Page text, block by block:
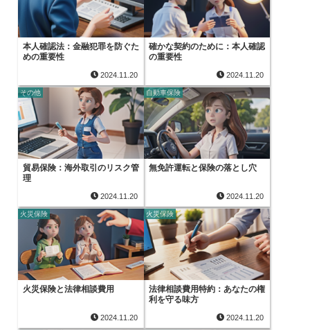
本人確認法：金融犯罪を防ぐた
めの重要性
2024.11.20
確かな契約のために：本人確認
の重要性
2024.11.20
その他
貿易保険：海外取引のリスク管
理
2024.11.20
自動車保険
無免許運転と保険の落とし穴
2024.11.20
火災保険
火災保険と法律相談費用
2024.11.20
火災保険
法律相談費用特約：あなたの権
利を守る味方
2024.11.20